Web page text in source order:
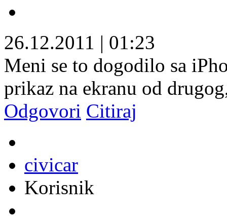
26.12.2011 | 01:23
Meni se to dogodilo sa
prikaz na ekranu od
Odgovori Citiraj
civicar
Korisnik